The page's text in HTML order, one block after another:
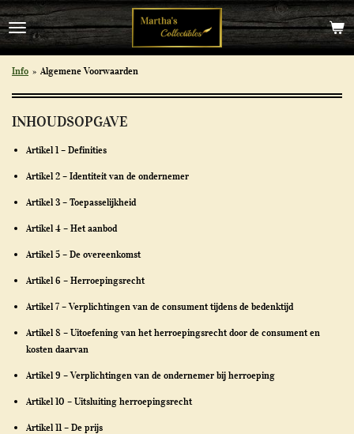
Ga
direct
naar
deInfo » Algemene Voorwaarden
INHOUDSOPGAVE
Artikel 1 – Definities
Artikel 2 – Identiteit van de ondernemer
Artikel 3 – Toepasselijkheid
Artikel 4 – Het aanbod
Artikel 5 – De overeenkomst
Artikel 6 – Herroepingsrecht
Artikel 7 – Verplichtingen van de consument tijdens de bedenktijd
Artikel 8 – Uitoefening van het herroepingsrecht door de consument en
kosten daarvan
Artikel 9 – Verplichtingen van de ondernemer bij herroeping
Artikel 10 – Uitsluiting herroepingsrecht
Artikel 11 – De prijs